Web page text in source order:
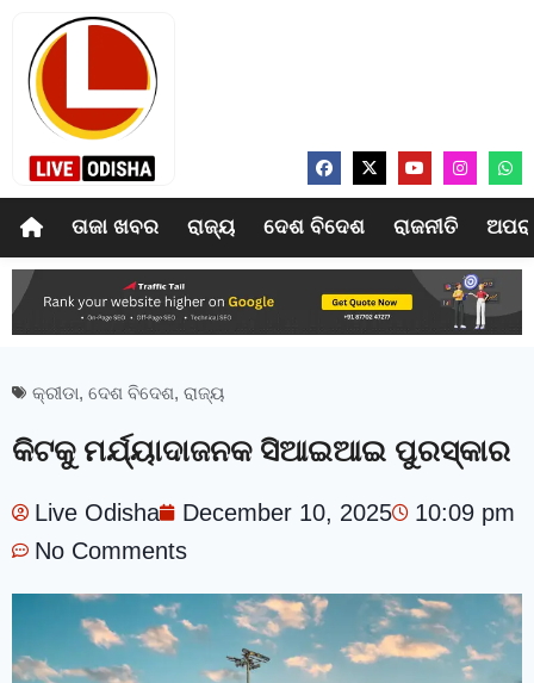
ତାଜା ଖବର ରାଜ୍ୟ ଦେଶ ବିଦେଶ ରାଜନୀତି
କ୍ରୀଡା, ଦେଶ ବିଦେଶ, ରାଜ୍ୟ
କିଟକୁ ମର୍ଯ୍ୟାଦାଜନକ ସିଆଇଆଇ ପୁରସ୍କାର
Live Odisha December 10, 2025
10:09 pm
No Comments